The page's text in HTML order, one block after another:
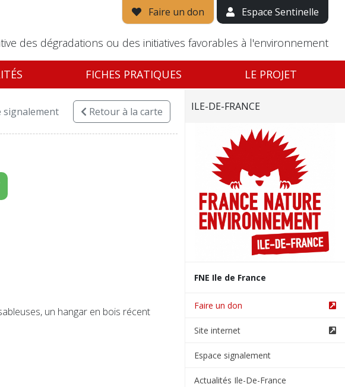
Faire un don Espace Sentinelle
des dégradations ou des initiatives favorables à l'environnement
FICHES PRATIQUES LE PROJET
signalement Retourà la carte
un hangar en bois récent
ILE-DE-FRANCE
FNE Ile de France
Faire un don
Site internet
Espace signalement
Actualités Ile-De-France